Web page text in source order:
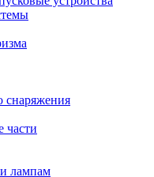
снаряжения
части
лампам